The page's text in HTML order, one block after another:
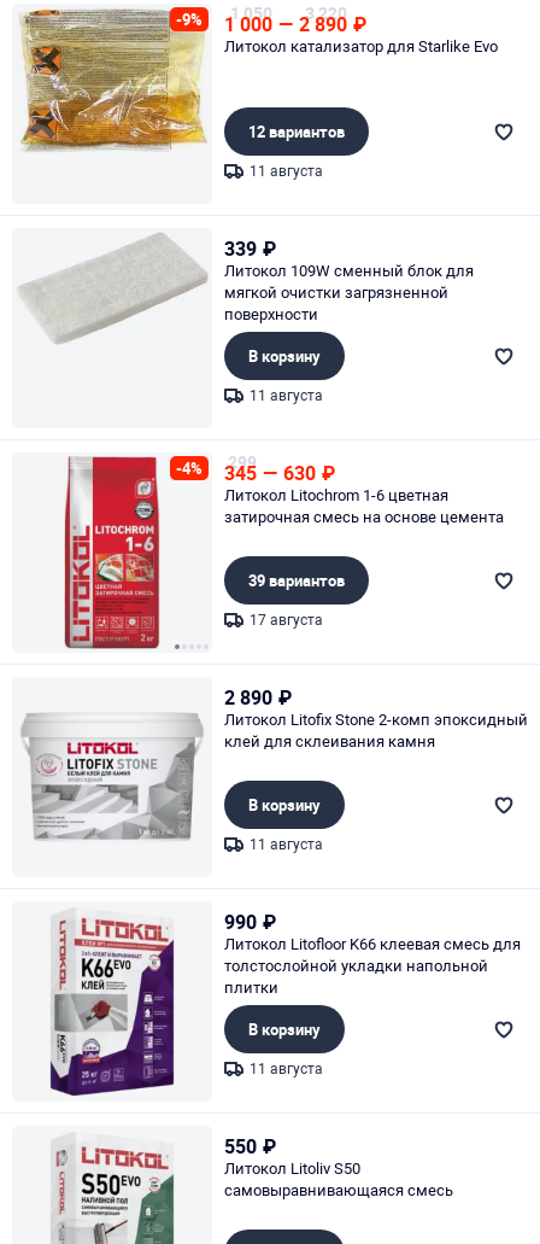
-9% 1 050
1 000 — 3 220
2 890 ₽
Литокол катализатор для Starlike Evo
12 вариантов
11 августа
339 ₽
Литокол 109W сменный блок для
мягкой очистки загрязненной
поверхности
В корзину
11 августа
-4% 299
345 — 630 ₽
Литокол Litochrom 1-6 цветная
затирочная смесь на основе цемента
39 вариантов
17 августа
2 890 ₽
Литокол Litofix Stone 2-комп эпоксидный
клей для склеивания камня
В корзину
11 августа
990 ₽
Литокол Litofloor K66 клеевая смесь для
толстослойной укладки напольной
плитки
В корзину
11 августа
550 ₽
Литокол Litoliv S50
самовыравнивающаяся смесь